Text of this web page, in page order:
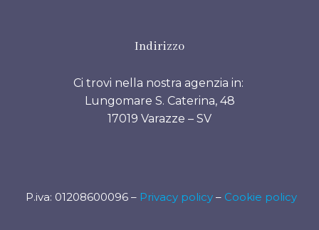
Indirizzo
Ci trovi nella nostra agenzia in:
Lungomare S. Caterina, 48
17019 Varazze – SV
P.iva: 01208600096 –Privacy policy– Cookie policy